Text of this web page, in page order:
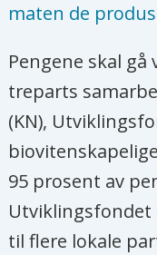
maten de
Pengene skal
treparts
(KN),
95 prosent av
Utviklingsfondet
til flere lokale